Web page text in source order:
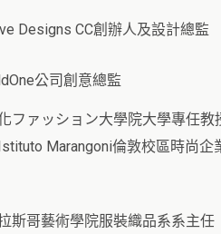
Designs CC創辦人及設計總監
公司創意總監
ファッション大學院大學專任教
Marangoni倫敦校區時尚企
斯哥藝術學院服裝織品系系主任